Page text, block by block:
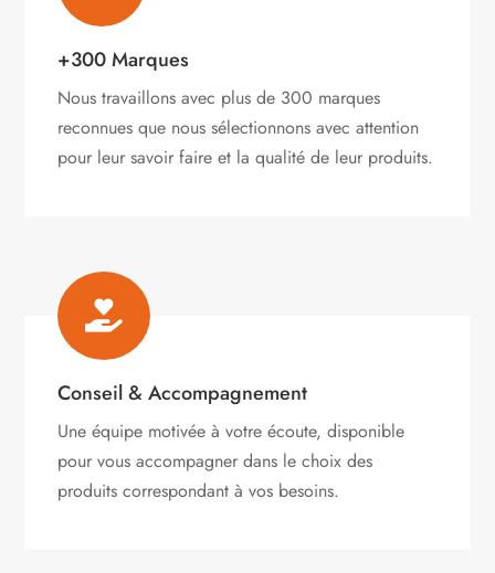
+300 Marques
Nous travaillons avec plus de 300 marques
reconnues que nous sélectionnons avec attention
pour leur savoir faire et la qualité de leur produits.

Conseil & Accompagnement
Une équipe motivée à votre écoute, disponible
pour vous accompagner dans le choix des
produits correspondant à vos besoins.